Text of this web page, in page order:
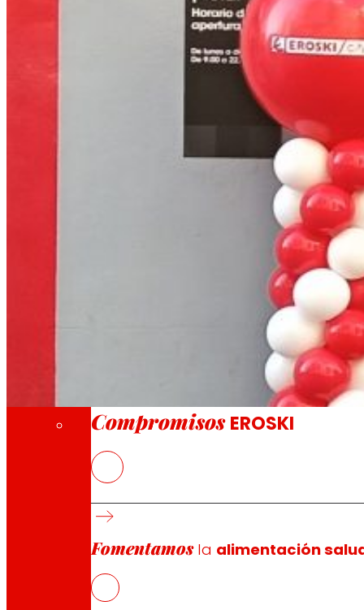
Todo nuestro ADN: un viaje por la misión, la
Somos por y para las personas. Descubre
A través de nuestra Fundación
Compromisos EROSKI
Fomentamosla alimentación
El nuevo EROSKI/City ofrece un servicio
EROSKI mantiene el ritmo de aperturas de
ha inaugurado un nuevo supermercado en el
fuerte apuesta por los productos locales y frescos